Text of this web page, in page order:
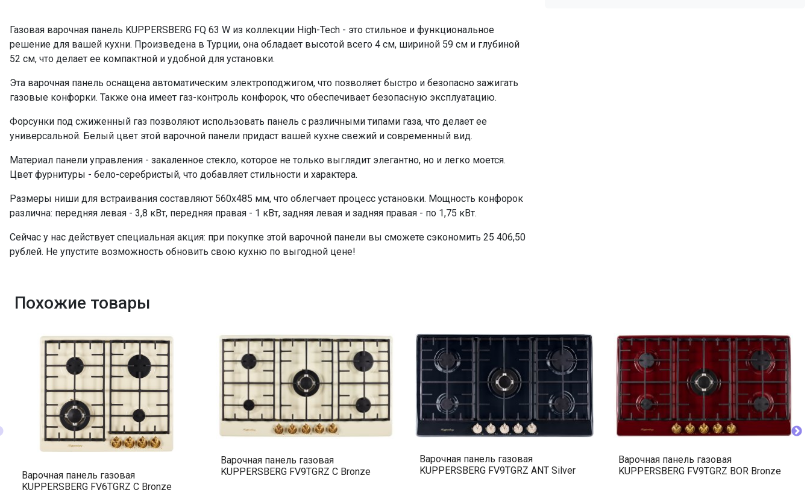
ПРОМО Скидка
=25406.50
Газовая варочная панель KUPPERSBERG FQ 63 W из коллекции High-Tech - это стильное и функциональное
решение для вашей кухни. Произведена в Турции, она обладает высотой всего 4 см, шириной 59 см и глубиной
52 см, что делает ее компактной и удобной для установки.
Эта варочная панель оснащена автоматическим электроподжигом, что позволяет быстро и безопасно зажигать
газовые конфорки. Также она имеет газ-контроль конфорок, что обеспечивает безопасную эксплуатацию.
Форсунки под сжиженный газ позволяют использовать панель с различными типами газа, что делает ее
универсальной. Белый цвет этой варочной панели придаст вашей кухне свежий и современный вид.
Материал панели управления - закаленное стекло, которое не только выглядит элегантно, но и легко моется.
Цвет фурнитуры - бело-серебристый, что добавляет стильности и характера.
Размеры ниши для встраивания составляют 560х485 мм, что облегчает процесс установки. Мощность конфорок
различна: передняя левая - 3,8 кВт, передняя правая - 1 кВт, задняя левая и задняя правая - по 1,75 кВт.
Сейчас у нас действует специальная акция: при покупке этой варочной панели вы сможете сэкономить 25 406,50
рублей. Не упустите возможность обновить свою кухню по выгодной цене!
Похожие товары
Варочная панель газовая
KUPPERSBERG FV6TGRZ C Bronze
Варочная панель газовая
KUPPERSBERG FV9TGRZ C Bronze
Варочная панель газовая
KUPPERSBERG FV9TGRZ ANT Silver
Варочная панель газовая
KUPPERSBERG FV9TGRZ BOR Bronze